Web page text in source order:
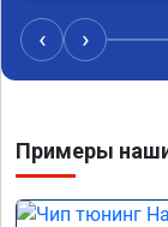
Рекомендую
Номер
‹ ›
Примеры